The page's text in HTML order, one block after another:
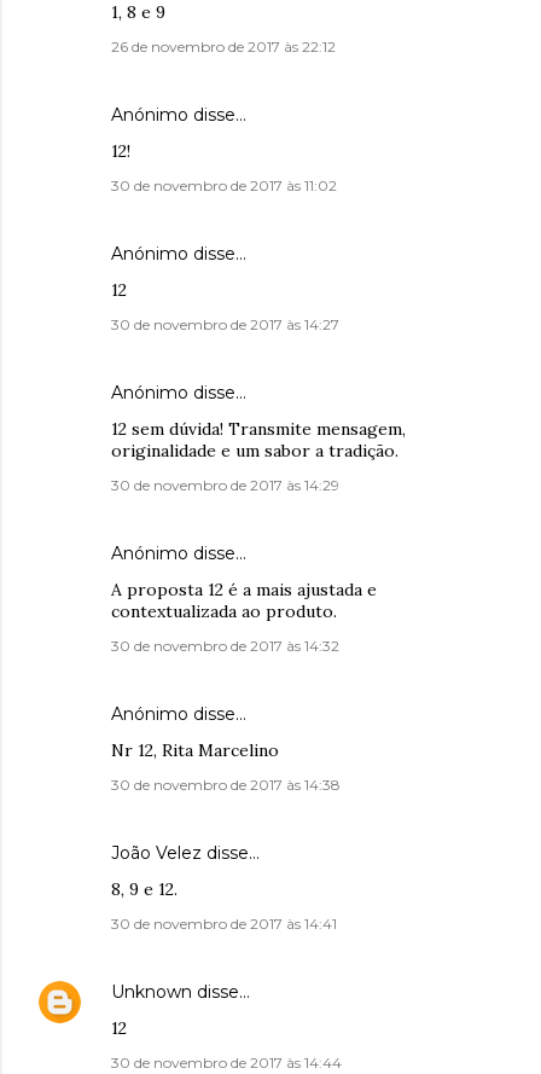
1, 8 e 9
26 de novembro de 2017 às 22:12
Anónimo disse…
12!
30 de novembro de 2017 às 11:02
Anónimo disse…
12
30 de novembro de 2017 às 14:27
Anónimo disse…
12 sem dúvida! Transmite mensagem,
originalidade e um sabor a tradição.
30 de novembro de 2017 às 14:29
Anónimo disse…
A proposta 12 é a mais ajustada e
contextualizada ao produto.
30 de novembro de 2017 às 14:32
Anónimo disse…
Nr 12, Rita Marcelino
30 de novembro de 2017 às 14:38
João Velez disse…
8, 9 e 12.
30 de novembro de 2017 às 14:41
Unknown disse…
12
30 de novembro de 2017 às 14:44